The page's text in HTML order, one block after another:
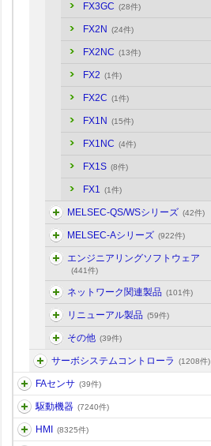
FX3GC (28件)
FX2N (24件)
FX2NC (13件)
FX2 (1件)
FX2C (1件)
FX1N (15件)
FX1NC (4件)
FX1S (8件)
FX1 (1件)
MELSEC-QS/WSシリーズ (42件)
MELSEC-Aシリーズ (922件)
エンジニアリングソフトウェア
(441件)
ネットワーク関連製品 (101件)
リニューアル製品 (59件)
その他 (39件)
サーボシステムコントローラ (1208件)
FAセンサ (39件)
駆動機器 (7240件)
HMI (8325件)